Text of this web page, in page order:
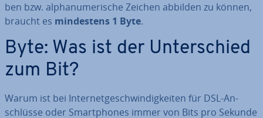
ben bzw. al­pha­nu­me­ri­sche Zeichen abbilden zu können,
braucht es min­des­tens 1 Byte.
Byte: Was ist der Un­ter­schied
zum Bit?
Warum ist bei In­ter­net­ge­schwin­dig­kei­ten für DSL-An­
schlüs­se oder Smart­phones immer von Bits pro Sekunde